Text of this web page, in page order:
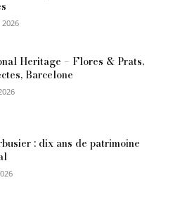
Heritage – Flores & Prats,
Barcelone
: dix ans de patrimoine